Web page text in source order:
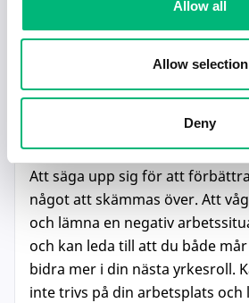
Allow all
Allow selection
Deny
förhoppningar om att få en
Att våga gå vidare
Att säga upp sig för att
något att skämmas över. Att
och lämna en negativ
och kan leda till att du både
bidra mer i din nästa yrkesroll.
inte trivs på din arbetsplats och